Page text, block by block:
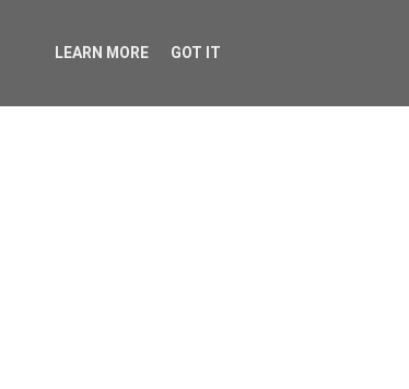
LEARN MORE GOT IT